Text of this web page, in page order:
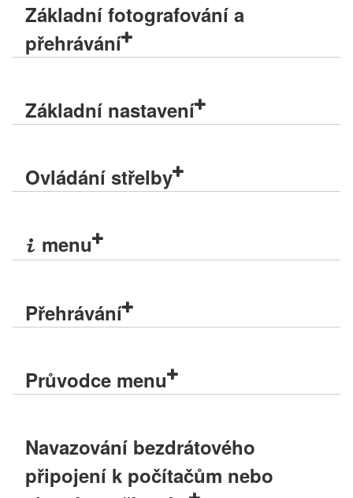
Základní fotografování a
přehrávání
Základní nastavení
Ovládání střelby
i menu
Přehrávání
Průvodce menu
Navazování bezdrátového
připojení k počítačům nebo